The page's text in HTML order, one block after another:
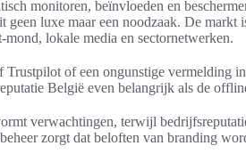
monitoren, beïnvloeden en
luxe maar een noodzaak. De markt
lokale media en sectornetwerken.
of een ongunstige vermelding
België even belangrijk als de
verwachtingen, terwijl
zorgt dat beloften van branding